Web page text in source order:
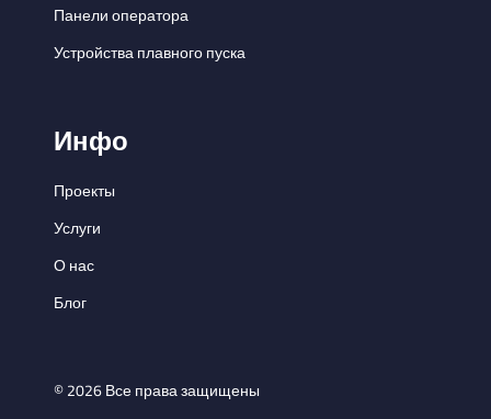
Панели оператора
Устройства плавного пуска
Инфо
Проекты
Услуги
О нас
Блог
© 2026 Все права защищены